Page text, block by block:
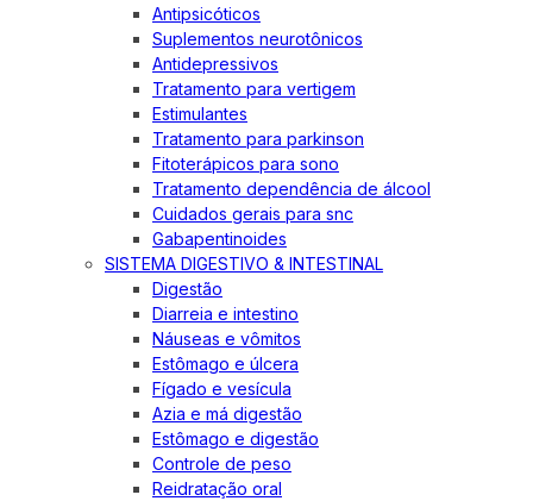
Antipsicóticos
Suplementos neurotônicos
Antidepressivos
Tratamento para vertigem
Estimulantes
Tratamento para parkinson
Fitoterápicos para sono
Tratamento dependência de álcool
Cuidados gerais para snc
Gabapentinoides
SISTEMA DIGESTIVO & INTESTINAL
Digestão
Diarreia e intestino
Náuseas e vômitos
Estômago e úlcera
Fígado e vesícula
Azia e má digestão
Estômago e digestão
Controle de peso
Reidratação oral